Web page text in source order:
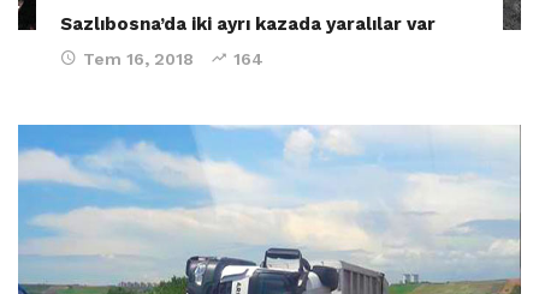
Sazlıbosna’da iki ayrı kazada yaralılar var
Tem 16, 2018 164